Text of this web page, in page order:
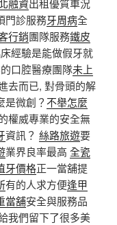
融資出租優質車況
門診服務牙周病全
行銷團隊服務鐵皮
經驗是能做假牙就
口腔醫療團隊未上
去而已, 對骨頭的解
是微創？不舉怎麼
權威專業的安全無
資訊？ 絲路旅遊要
業界良率最高 全瓷
牙價格正一當舖提
有的人求方便逢甲
當舖安全與服務品
我們留下了很多美